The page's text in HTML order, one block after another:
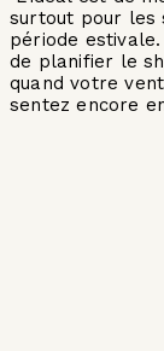
surtout pour les
période
de planifier le
quand votre
sentez encore